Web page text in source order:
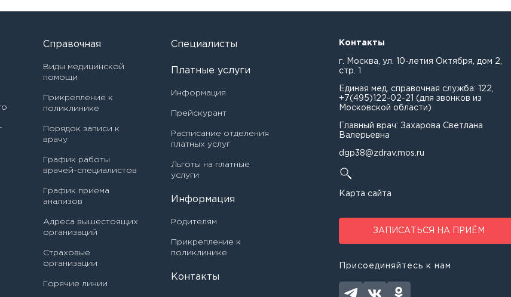
Справочная
Виды медицинской
помощи
Прикрепление к
поликлинике
Порядок записи к
врачу
График работы
врачей-специалистов
График приема
анализов
Адреса вышестоящих
организаций
Страховые
организации
Горячие линии
Специалисты
Платные услуги
Информация
Прейскурант
Расписание отделения
платных услуг
Льготы на платные
услуги
Информация
Родителям
Прикрепление к
поликлинике
Контакты
Контакты
г. Москва, ул. 10-летия Октября, дом 2,
стр. 1
Единая мед. справочная служба: 122
+7(495)122-02-21
(для звонков из
Московской области)
Главный врач: Захарова Светлана
Валерьевна
dgp38@zdrav.mos.ru
Карта сайта
ЗАПИСАТЬСЯ НА ПРИЁМ
Присоединяйтесь к нам
Врач
Авилова Ирина Алексеевна
Акашева Вера Геннадьевна
Акбаева София Казбековна
Алексеенко Дарья Николаевна
Направление
Врач - детский кардиолог
Врач - детский уролог-андролог
Врач - детский хирург
Врач - детский эндокринолог
Я даю согласие на обработку персональных данных
НА ПРИЕМ
на